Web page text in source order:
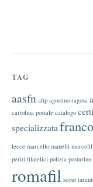
TAG
aasfn afip agostino ragosa
cartolina postale catalogo
specializzata
lecce marcello manelli
periti filatelici polizia posturinn
romafil scout